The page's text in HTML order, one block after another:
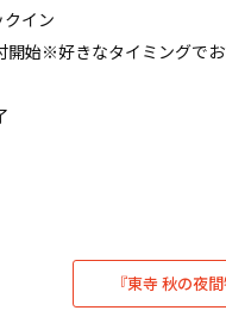
イン
開始※好きなタイミングで
『東寺 秋の夜